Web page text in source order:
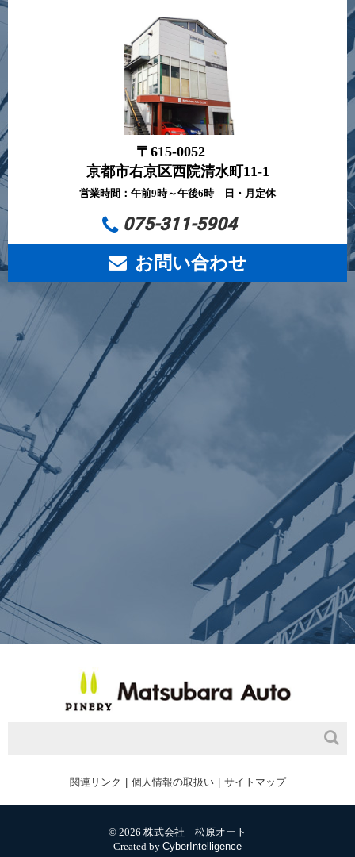
〒615-0052
京都市右京区西院清水町11-1
営業時間：午前9時～午後6時 日・月定休
075-311-5904
お問い合わせ
関連リンク 個人情報の取扱い サイトマップ
© 2026 株式会社 松原オート
Created by CyberIntelligence